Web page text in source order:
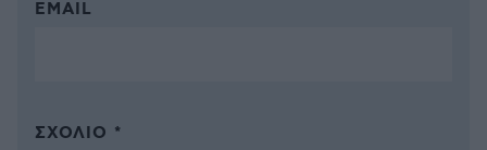
EMAIL
ΣΧΌΛΙΟ *